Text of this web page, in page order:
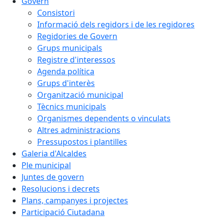
Consistori
Informació dels regidors i de les regidores
Regidories de Govern
Grups municipals
Registre d'interessos
Agenda política
Grups d'interès
Organització municipal
Tècnics municipals
Organismes dependents o vinculats
Altres administracions
Pressupostos i plantilles
Galeria d'Alcaldes
Ple municipal
Juntes de govern
Resolucions i decrets
Plans, campanyes i projectes
Participació Ciutadana